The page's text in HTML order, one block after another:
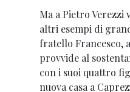
Ma a Pietro
altri esempi di
fratello Francesco,
provvide al
con i suoi quattro
nuova casa a